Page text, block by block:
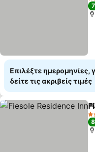
2
Επιλέξτε ημερομηνίες,
δείτε τις ακριβείς τιμές
3